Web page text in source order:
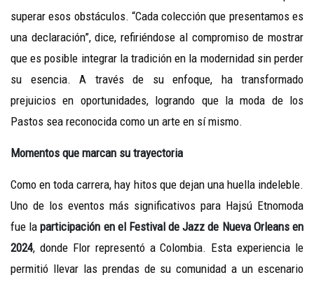
superar esos obstáculos. “Cada colección que presentamos es
una declaración”, dice, refiriéndose al compromiso de mostrar
que es posible integrar la tradición en la modernidad sin perder
su esencia. A través de su enfoque, ha transformado
prejuicios en oportunidades, logrando que la moda de los
Pastos sea reconocida como un arte en sí mismo.
Momentos que marcan su trayectoria
Como en toda carrera, hay hitos que dejan una huella indeleble.
Uno de los eventos más significativos para Hajsú Etnomoda
fue laparticipación en el Festival de Jazz de Nueva Orleans en
2024, donde Flor representó a Colombia. Esta experiencia le
permitió llevar las prendas de su comunidad a un escenario